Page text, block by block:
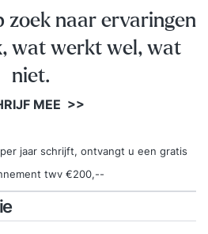
zoek naar ervaringen
wat werkt wel, wat
niet.
MEE >>
jaar schrijft, ontvangt u een gratis
twv €200,--